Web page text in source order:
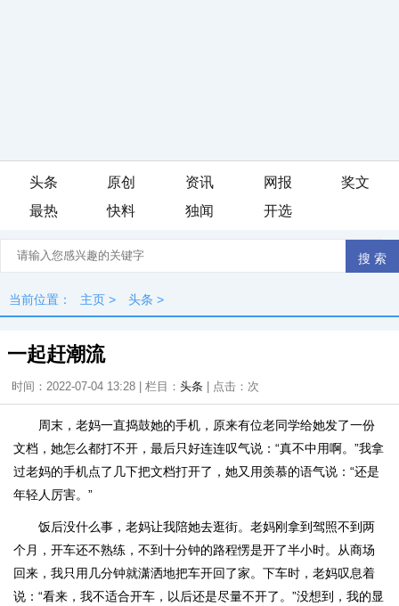
头条 原创 资讯 网报
奖文
最热
快料 独闻 开选
当前位置： 主页 > 头条 >
一起赶潮流
时间：2022-07-04 13:28 | 栏目： 头条 | 点击： 次
周末，老妈一直捣鼓她的手机，原来有位老同学给她发了一份
文档，她怎么都打不开，最后只好连连叹气说：“真不中用啊。”我拿
过老妈的手机点了几下把文档打开了，她又用羡慕的语气说：“还是
年轻人厉害。”
饭后没什么事，老妈让我陪她去逛街。老妈刚拿到驾照不到两
个月，开车还不熟练，不到十分钟的路程愣是开了半小时。从商场
回来，我只用几分钟就潇洒地把车开回了家。下车时，老妈叹息着
说：“看来，我不适合开车，以后还是尽量不开了。”没想到，我的显